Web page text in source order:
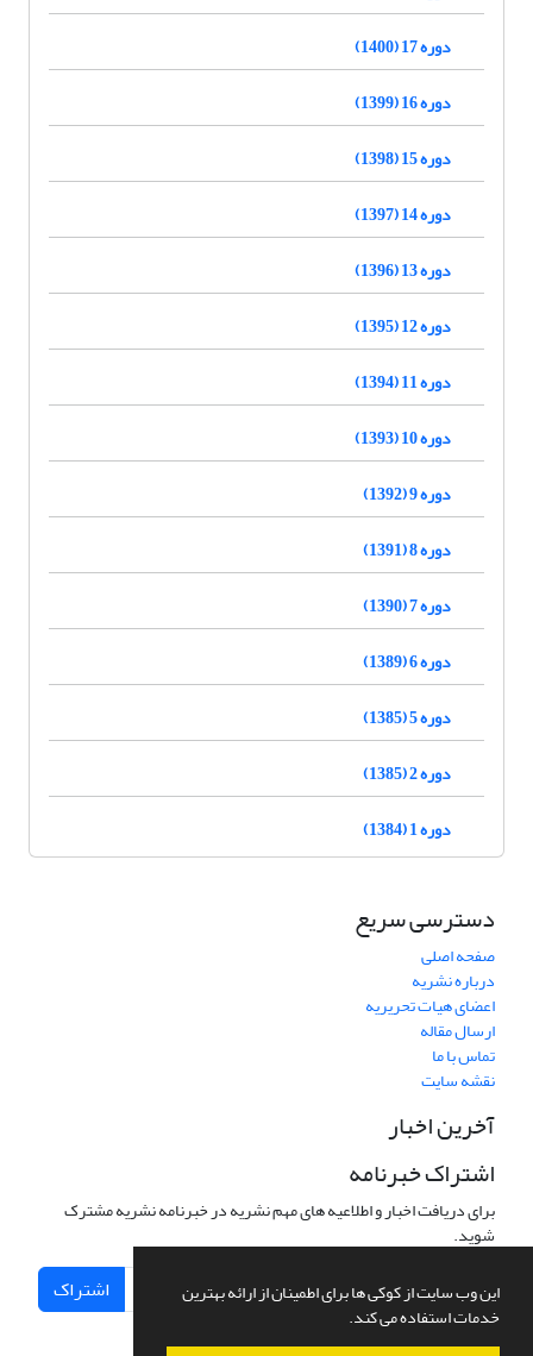
این وب سایت از کوکی ها برای اطمینان از ارائه بهترین
خدمات استفاده می کند.
دوره 17 (1400)
دوره 16 (1399)
دوره 15 (1398)
دوره 14 (1397)
دوره 13 (1396)
دوره 12 (1395)
دوره 11 (1394)
دوره 10 (1393)
دوره 9 (1392)
دوره 8 (1391)
دوره 7 (1390)
دوره 6 (1389)
دوره 5 (1385)
دوره 2 (1385)
دوره 1 (1384)
دسترسی سریع
صفحه اصلی
درباره نشریه
اعضای هیات تحریریه
ارسال مقاله
تماس با ما
نقشه سایت
آخرین اخبار
اشتراک خبرنامه
برای دریافت اخبار و اطلاعیه های مهم نشریه در خبرنامه نشریه مشترک
شوید.
اشتراک